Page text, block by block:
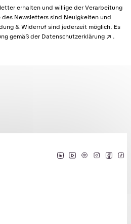
erhalten und willige der Verarbeitung
des Newsletters sind Neuigkeiten und
& Widerruf sind jederzeit möglich. Es
gemäß der Datenschutzerklärung .